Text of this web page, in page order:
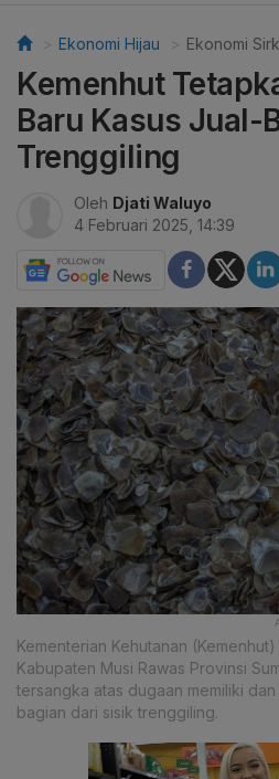
Ekonomi Hijau Ekonomi
Kemenhut
Baru Kasus Jual-
Trenggiling
Oleh Djati Waluyo
4 Februari 2025, 14:39
Kementerian Kehutanan
Kabupaten Musi Rawas Provinsi
tersangka atas dugaan memiliki
bagian dari sisik trenggiling.